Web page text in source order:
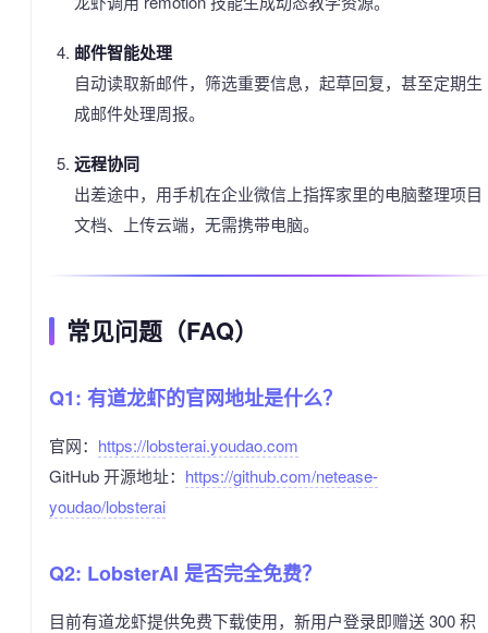
邮件智能处理
自动读取新邮件，筛选重要信息，起草回复，甚至定期生
成邮件处理周报。
远程协同
出差途中，用手机在企业微信上指挥家里的电脑整理项目
文档、上传云端，无需携带电脑。
常见问题（FAQ）
Q1: 有道龙虾的官网地址是什么？
官网： https://lobsterai.youdao.com
GitHub 开源地址： https://github.com/netease-
youdao/lobsterai
Q2: LobsterAI 是否完全免费？
目前有道龙虾提供免费下载使用，新用户登录即赠送 300 积